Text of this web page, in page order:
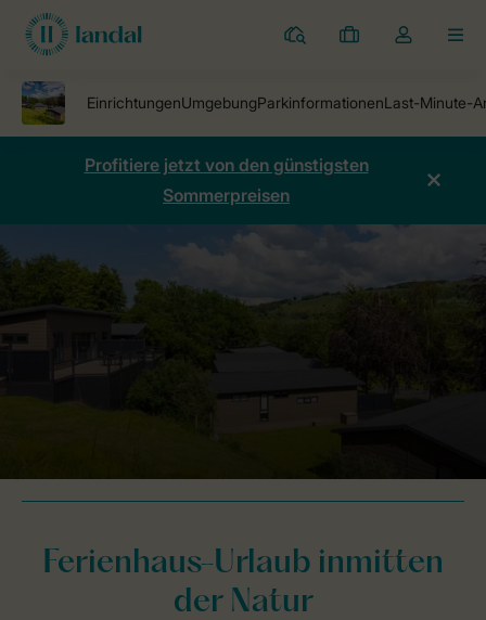
Ferienparks
Meine
Dropdown-
öffnen
Profitiere jetzt von den günstigsten
Sommerpreisen
Ferienparks
Ferienhaus-Urlaub inmitten
der Natur